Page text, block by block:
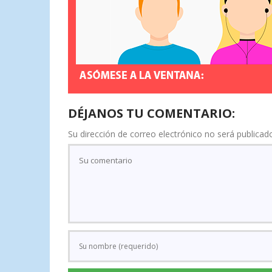
DÉJANOS TU COMENTARIO:
Su dirección de correo electrónico no será